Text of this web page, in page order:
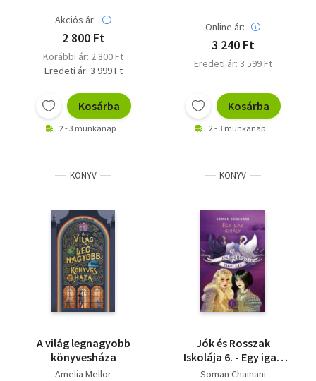
Akciós ár:
2 800 Ft
Korábbi ár: 2 800 Ft
Eredeti ár: 3 999 Ft
Kosárba
2 - 3 munkanap
Online ár:
3 240 Ft
Eredeti ár: 3 599 Ft
Kosárba
2 - 3 munkanap
KÖNYV
A világ legnagyobb
könyvesháza
Amelia Mellor
KÖNYV
Jók és Rosszak
Iskolája 6. - Egy igaz
király
Soman Chainani